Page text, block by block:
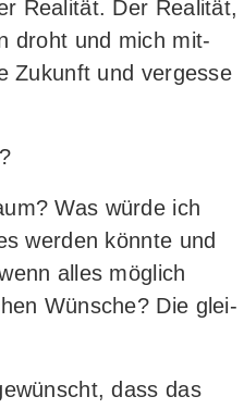
Rea­li­tät. Der Rea­li­tät,
droht und mich mit­
Zukunft und ver­ges­se
Was wür­de ich
wer­den könn­te und
alles mög­lich
Wün­sche? Die glei­
dass das